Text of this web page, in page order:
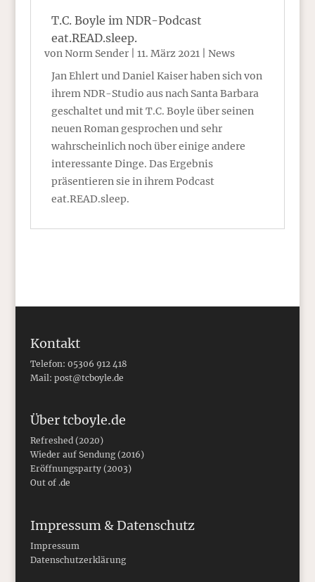
T.C. Boyle im NDR-Podcast
eat.READ.sleep.
vonNorm Sender| 11. März 2021| News
Jan Ehlert und Daniel Kaiser haben sich von
ihrem NDR-Studio aus nach Santa Barbara
geschaltet und mit T.C. Boyle über seinen
neuen Roman gesprochen und sehr
wahrscheinlich noch über einige andere
interessante Dinge. Das Ergebnis
präsentieren sie in ihrem Podcast
eat.READ.sleep.
Kontakt
Telefon: 05306 912 418
Mail: post@tcboyle.de
Über tcboyle.de
Refreshed (2020)
Wieder auf Sendung (2016)
Eröffnungsparty (2003)
Out of .de
Impressum & Datenschutz
Impressum
Datenschutzerklärung